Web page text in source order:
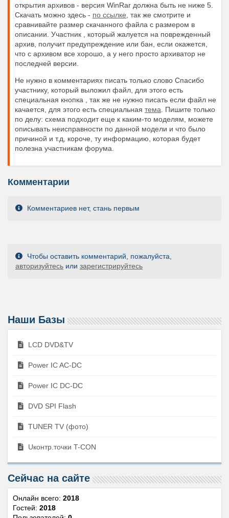
открытия архивов - версия WinRar должна быть не ниже 5.
Скачать можно здесь - по ссылке , так же смотрите и
сравнивайте размер скачанного файла с размером в
описании. Участник , который жалуется на поврежденный
архив, получит предупреждение или бан, если окажется,
что с архивом все хорошо, а у него просто архиватор не
последней версии.
Не нужно в комментариях писать только слово Спасибо
участнику, который выложил файл, для этого есть
специальная кнопка , так же не нужно писать если файл не
качается, для этого есть специальная тема . Пишите только
по делу: схема подходит еще к каким-то моделям, можете
описывать неисправности по данной модели и что было
причиной и т.д, короче, ту информацию, которая будет
полезна участникам форума.
Комментарии
Комментариев нет, стань первым
Чтобы оставить комментарий, пожалуйста,
авторизуйтесь или зарегистрируйтесь
Наши Базы
LCD DVD&TV
Power IC AC-DC
Power IC DC-DC
DVD SPI Flash
TUNER TV (фото)
Uконтр.точки T-CON
Сейчас на сайте
Онлайн всего: 2018
Гостей: 2018